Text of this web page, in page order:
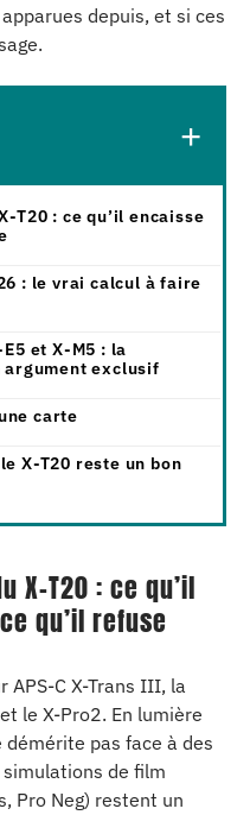
depuis, et si ces
T20 : ce qu’il encaisse
: le vrai calcul à faire
et X-M5 : la
argument exclusif
carte
X-T20 reste un bon
X-T20 : ce qu’il
qu’il refuse
APS-C X-Trans III, la
le X-Pro2. En lumière
démérite pas face à des
de film
Pro Neg) restent un